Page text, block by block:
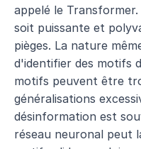
appelé le
soit puissante et
pièges. La nature
d'identifier des motifs
motifs peuvent être
généralisations
désinformation est
réseau neuronal peut